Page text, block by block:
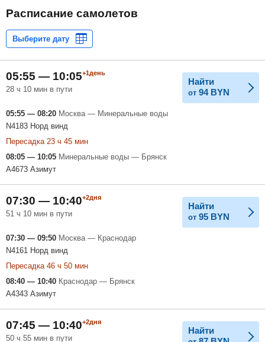
Расписание самолетов
05:55 — 10:05+1день
28 ч 10 мин в пути
Найти
от 94 BYN
05:55 — 08:20 Москва — Минеральные воды
N4183 Норд винд
Пересадка 23 ч 45 мин
08:05 — 10:05 Минеральные воды — Брянск
A4673 Азимут
07:30 — 10:40+2дня
51 ч 10 мин в пути
Найти
от 95 BYN
07:30 — 09:50 Москва — Краснодар
N4161 Норд винд
Пересадка 46 ч 50 мин
08:40 — 10:40 Краснодар — Брянск
A4343 Азимут
07:45 — 10:40+2дня
50 ч 55 мин в пути
Найти